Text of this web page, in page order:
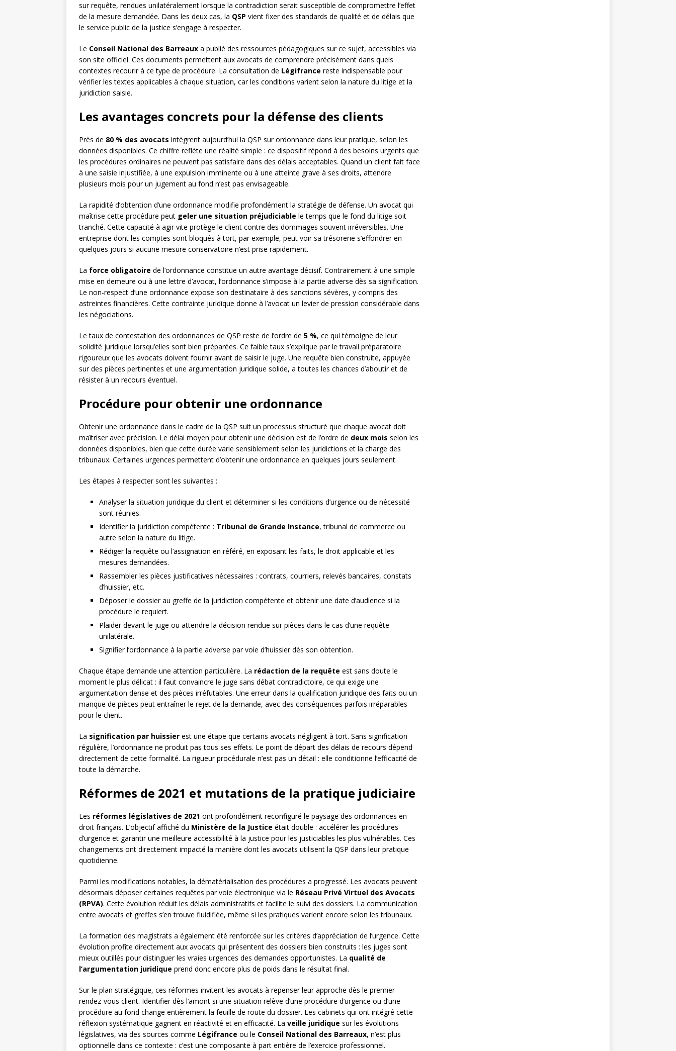
sur requête, rendues unilatéralement lorsque la contradiction serait susceptible de compromettre l’effet
de la mesure demandée. Dans les deux cas, la QSP vient fixer des standards de qualité et de délais que
le service public de la justice s’engage à respecter.
Le Conseil National des Barreaux a publié des ressources pédagogiques sur ce sujet, accessibles via
son site officiel. Ces documents permettent aux avocats de comprendre précisément dans quels
contextes recourir à ce type de procédure. La consultation de Légifrance reste indispensable pour
vérifier les textes applicables à chaque situation, car les conditions varient selon la nature du litige et la
juridiction saisie.
Les avantages concrets pour la défense des clients
Près de 80 % des avocats intègrent aujourd’hui la QSP sur ordonnance dans leur pratique, selon les
données disponibles. Ce chiffre reflète une réalité simple : ce dispositif répond à des besoins urgents que
les procédures ordinaires ne peuvent pas satisfaire dans des délais acceptables. Quand un client fait face
à une saisie injustifiée, à une expulsion imminente ou à une atteinte grave à ses droits, attendre
plusieurs mois pour un jugement au fond n’est pas envisageable.
La rapidité d’obtention d’une ordonnance modifie profondément la stratégie de défense. Un avocat qui
maîtrise cette procédure peut geler une situation préjudiciable le temps que le fond du litige soit
tranché. Cette capacité à agir vite protège le client contre des dommages souvent irréversibles. Une
entreprise dont les comptes sont bloqués à tort, par exemple, peut voir sa trésorerie s’effondrer en
quelques jours si aucune mesure conservatoire n’est prise rapidement.
La force obligatoire de l’ordonnance constitue un autre avantage décisif. Contrairement à une simple
mise en demeure ou à une lettre d’avocat, l’ordonnance s’impose à la partie adverse dès sa signification.
Le non-respect d’une ordonnance expose son destinataire à des sanctions sévères, y compris des
astreintes financières. Cette contrainte juridique donne à l’avocat un levier de pression considérable dans
les négociations.
Le taux de contestation des ordonnances de QSP reste de l’ordre de 5 %, ce qui témoigne de leur
solidité juridique lorsqu’elles sont bien préparées. Ce faible taux s’explique par le travail préparatoire
rigoureux que les avocats doivent fournir avant de saisir le juge. Une requête bien construite, appuyée
sur des pièces pertinentes et une argumentation juridique solide, a toutes les chances d’aboutir et de
résister à un recours éventuel.
Procédure pour obtenir une ordonnance
Obtenir une ordonnance dans le cadre de la QSP suit un processus structuré que chaque avocat doit
maîtriser avec précision. Le délai moyen pour obtenir une décision est de l’ordre de deux mois selon les
données disponibles, bien que cette durée varie sensiblement selon les juridictions et la charge des
tribunaux. Certaines urgences permettent d’obtenir une ordonnance en quelques jours seulement.
Les étapes à respecter sont les suivantes :
Analyser la situation juridique du client et déterminer si les conditions d’urgence ou de nécessité
sont réunies.
Identifier la juridiction compétente : Tribunal de Grande Instance, tribunal de commerce ou
autre selon la nature du litige.
Rédiger la requête ou l’assignation en référé, en exposant les faits, le droit applicable et les
mesures demandées.
Rassembler les pièces justificatives nécessaires : contrats, courriers, relevés bancaires, constats
d’huissier, etc.
Déposer le dossier au greffe de la juridiction compétente et obtenir une date d’audience si la
procédure le requiert.
Plaider devant le juge ou attendre la décision rendue sur pièces dans le cas d’une requête
unilatérale.
Signifier l’ordonnance à la partie adverse par voie d’huissier dès son obtention.
Chaque étape demande une attention particulière. La rédaction de la requête est sans doute le
moment le plus délicat : il faut convaincre le juge sans débat contradictoire, ce qui exige une
argumentation dense et des pièces irréfutables. Une erreur dans la qualification juridique des faits ou un
manque de pièces peut entraîner le rejet de la demande, avec des conséquences parfois irréparables
pour le client.
La signification par huissier est une étape que certains avocats négligent à tort. Sans signification
régulière, l’ordonnance ne produit pas tous ses effets. Le point de départ des délais de recours dépend
directement de cette formalité. La rigueur procédurale n’est pas un détail : elle conditionne l’efficacité de
toute la démarche.
Réformes de 2021 et mutations de la pratique judiciaire
Les réformes législatives de 2021 ont profondément reconfiguré le paysage des ordonnances en
droit français. L’objectif affiché du Ministère de la Justice était double : accélérer les procédures
d’urgence et garantir une meilleure accessibilité à la justice pour les justiciables les plus vulnérables. Ces
changements ont directement impacté la manière dont les avocats utilisent la QSP dans leur pratique
quotidienne.
Parmi les modifications notables, la dématérialisation des procédures a progressé. Les avocats peuvent
désormais déposer certaines requêtes par voie électronique via le Réseau Privé Virtuel des Avocats
(RPVA). Cette évolution réduit les délais administratifs et facilite le suivi des dossiers. La communication
entre avocats et greffes s’en trouve fluidifiée, même si les pratiques varient encore selon les tribunaux.
La formation des magistrats a également été renforcée sur les critères d’appréciation de l’urgence. Cette
évolution profite directement aux avocats qui présentent des dossiers bien construits : les juges sont
mieux outillés pour distinguer les vraies urgences des demandes opportunistes. La qualité de
l’argumentation juridique prend donc encore plus de poids dans le résultat final.
Sur le plan stratégique, ces réformes invitent les avocats à repenser leur approche dès le premier
rendez-vous client. Identifier dès l’amont si une situation relève d’une procédure d’urgence ou d’une
procédure au fond change entièrement la feuille de route du dossier. Les cabinets qui ont intégré cette
réflexion systématique gagnent en réactivité et en efficacité. La veille juridique sur les évolutions
législatives, via des sources comme Légifrance ou le Conseil National des Barreaux, n’est plus
optionnelle dans ce contexte : c’est une composante à part entière de l’exercice professionnel.